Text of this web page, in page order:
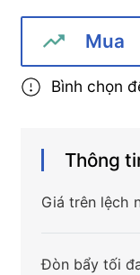
Mua
Bình chọn
Thông
Giá trên lệch
Đòn bẩy tối